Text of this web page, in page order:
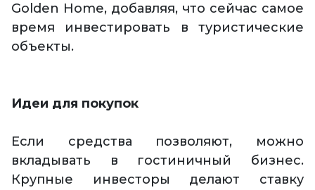
Golden Home, добавляя, что сейчас самое
время инвестировать в туристические
объекты.
Идеи для покупок
Если средства позволяют, можно
вкладывать в гостиничный бизнес.
Крупные инвесторы делают ставку